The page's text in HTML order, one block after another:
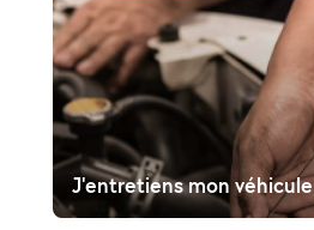
J'entretiens mon véhicule